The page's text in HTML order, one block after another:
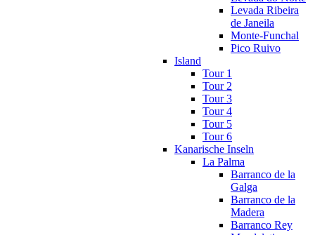
Levada Ribeira
de Janeila
Monte-Funchal
Pico Ruivo
Island
Tour 1
Tour 2
Tour 3
Tour 4
Tour 5
Tour 6
Kanarische Inseln
La Palma
Barranco de la
Galga
Barranco de la
Madera
Barranco Rey